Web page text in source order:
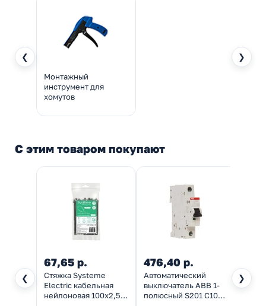
❮ ❯
Монтажный
инструмент для
хомутов
С этим товаром покупают
❮ ❯
67,65 р.
Стяжка Systeme
Electric кабельная
нейлоновая 100х2,5
476,40 р.
Автоматический
выключатель ABB 1-
полюсный S201 C10